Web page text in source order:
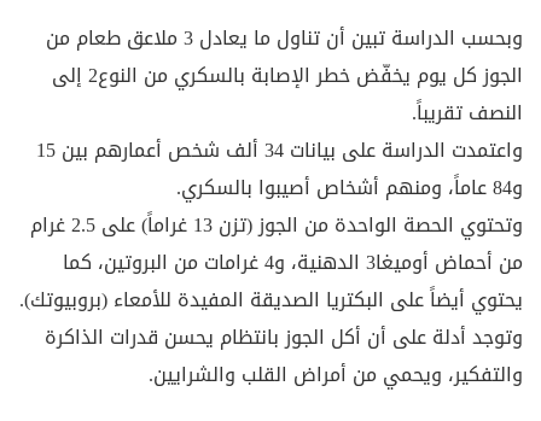
وبحسب الدراسة تبين أن تناول ما يعادل 3 ملاعق طعام من
الجوز كل يوم يخفّض خطر الإصابة بالسكري من النوع2 إلى
النصف تقريباً.
واعتمدت الدراسة على بيانات 34 ألف شخص أعمارهم بين 15
و84 عاماً، ومنهم أشخاص أصيبوا بالسكري.
وتحتوي الحصة الواحدة من الجوز (تزن 13 غراماً) على 2.5 غرام
من أحماض أوميغا3 الدهنية، و4 غرامات من البروتين، كما
يحتوي أيضاً على البكتريا الصديقة المفيدة للأمعاء (بروبيوتك).
وتوجد أدلة على أن أكل الجوز بانتظام يحسن قدرات الذاكرة
والتفكير، ويحمي من أمراض القلب والشرايين.